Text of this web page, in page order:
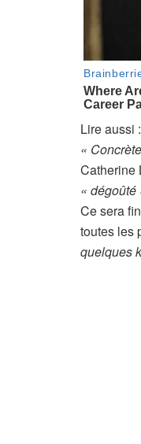
Lire aussi :
«
Catherine
« dégoûté
Ce sera
toutes les
quelques